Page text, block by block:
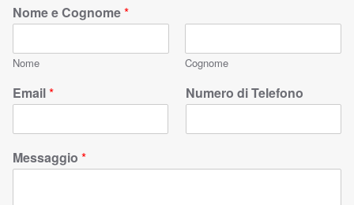
Nome e Cognome*
Nome Cognome
Email* Numero di Telefono
Messaggio *